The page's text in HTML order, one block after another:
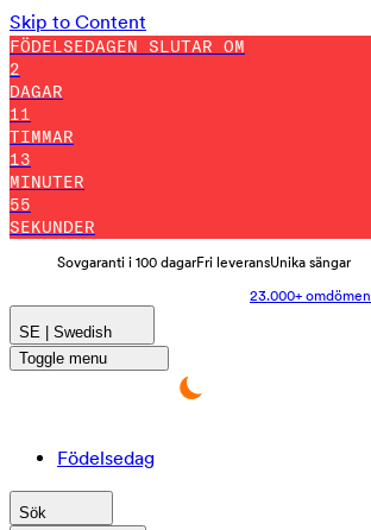
Skip to Content
FÖDELSEDAGEN SLUTAR OM
2
DAGAR
11
TIMMAR
13
MINUTER
52
SEKUNDER
Sovgaranti i 100 dagarFri leveransUnika sängar
23.000+ omdömen
SE | Swedish
Toggle menu
Födelsedag
Sök